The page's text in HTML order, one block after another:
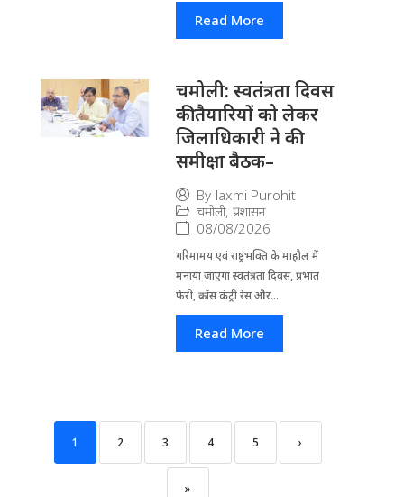
Read More
चमोली: स्वतंत्रता दिवस
की तैयारियों को लेकर
जिलाधिकारी ने की
समीक्षा बैठक–
By laxmi Purohit
चमोली, प्रशासन
08/08/2026
गरिमामय एवं राष्ट्रभक्ति के माहौल में
मनाया जाएगा स्वतंत्रता दिवस, प्रभात
फेरी, क्रॉस कंट्री रेस और...
Read More
1 2 3 4 5 ›
»